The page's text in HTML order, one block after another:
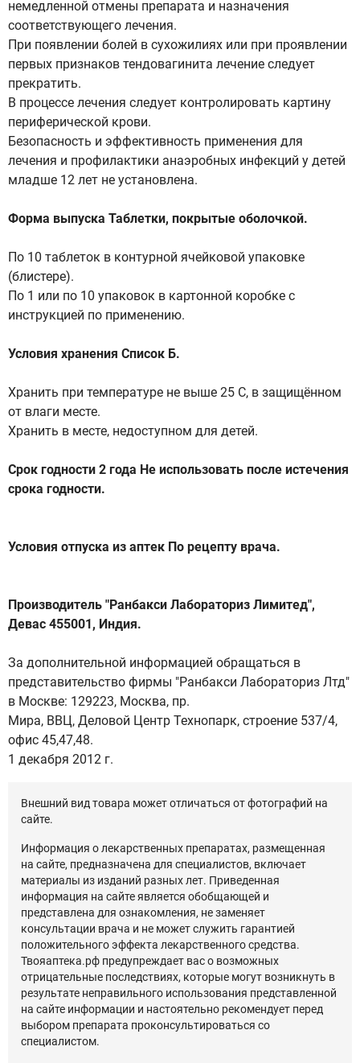
немедленной отмены препарата и назначения
соответствующего лечения.
При появлении болей в сухожилиях или при проявлении
первых признаков тендовагинита лечение следует
прекратить.
В процессе лечения следует контролировать картину
периферической крови.
Безопасность и эффективность применения для
лечения и профилактики анаэробных инфекций у детей
младше 12 лет не установлена.
Форма выпуска Таблетки, покрытые оболочкой.
По 10 таблеток в контурной ячейковой упаковке
(блистере).
По 1 или по 10 упаковок в картонной коробке с
инструкцией по применению.
Условия хранения Список Б.
Хранить при температуре не выше 25 С, в защищённом
от влаги месте.
Хранить в месте, недоступном для детей.
Срок годности 2 года Не использовать после истечения
срока годности.
Условия отпуска из аптек По рецепту врача.
Производитель "Ранбакси Лабораториз Лимитед",
Девас 455001, Индия.
За дополнительной информацией обращаться в
представительство фирмы "Ранбакси Лабораториз Лтд"
в Москве: 129223, Москва, пр.
Мира, ВВЦ, Деловой Центр Технопарк, строение 537/4,
офис 45,47,48.
1 декабря 2012 г.
Внешний вид товара может отличаться от фотографий на
сайте.
Информация о лекарственных препаратах, размещенная
на сайте, предназначена для специалистов, включает
материалы из изданий разных лет. Приведенная
информация на сайте является обобщающей и
представлена для ознакомления, не заменяет
консультации врача и не может служить гарантией
положительного эффекта лекарственного средства.
Твояаптека.рф предупреждает вас о возможных
отрицательные последствиях, которые могут возникнуть в
результате неправильного использования представленной
на сайте информации и настоятельно рекомендует перед
выбором препарата проконсультироваться со
специалистом.